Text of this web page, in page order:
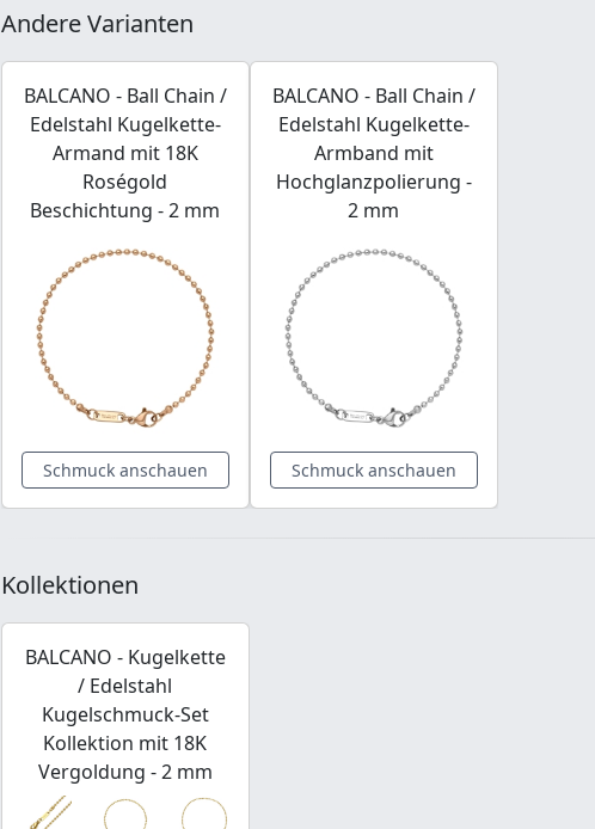
Andere Varianten
BALCANO - Ball Chain /
Edelstahl Kugelkette-
Armand mit 18K
Roségold
Beschichtung - 2 mm
Schmuck anschauen
BALCANO - Ball Chain /
Edelstahl Kugelkette-
Armband mit
Hochglanzpolierung -
2 mm
Schmuck anschauen
Kollektionen
BALCANO - Kugelkette
/ Edelstahl
Kugelschmuck-Set
Kollektion mit 18K
Vergoldung - 2 mm